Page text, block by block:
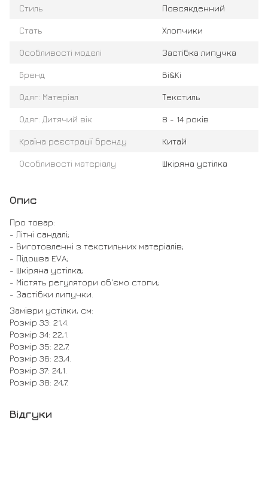
Стиль Повсякденний
Стать Хлопчики
Особливості моделі Застібка липучка
Бренд Bi&Ki
Одяг: Матеріал Текстиль
Одяг: Дитячий вік 8 - 14 років
Країна реєстрації бренду Китай
Особливості матеріалу Шкіряна устілка
Опис
Про товар:
- Літні сандалі;
- Виготовленні з текстильних матеріалів;
- Підошва EVA;
- Шкіряна устілка;
- Містять регулятори об'ємо стопи;
- Застібки липучки.
Заміври устілки, см:
Розмір 33: 21,4.
Розмір 34: 22,1.
Розмір 35: 22,7.
Розмір 36: 23,4.
Розмір 37: 24,1.
Розмір 38: 24,7.
Відгуки